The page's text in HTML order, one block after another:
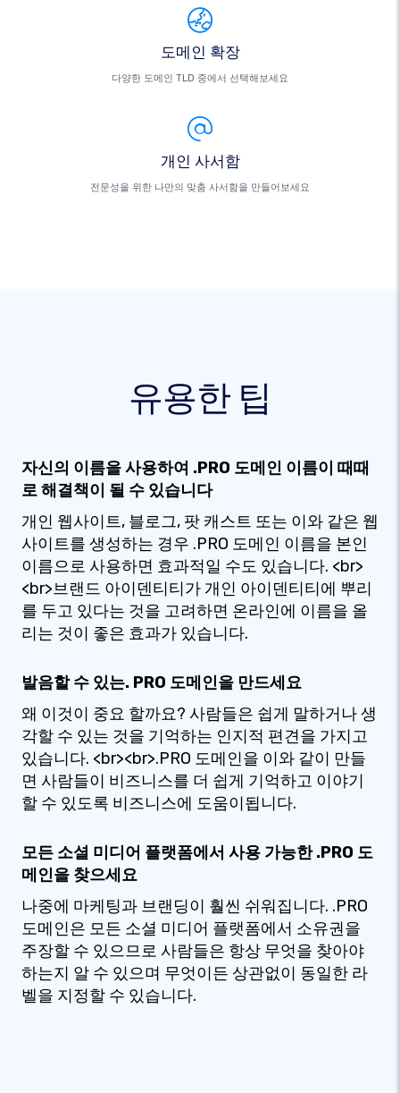
도메인 확장
다양한 도메인 TLD 중에서 선택해보세요
개인 사서함
전문성을 위한 나만의 맞춤 사서함을 만들어보세요
유용한 팁
자신의 이름을 사용하여 .PRO 도메인 이름이 때때
로 해결책이 될 수 있습니다
개인 웹사이트, 블로그, 팟 캐스트 또는 이와 같은 웹
사이트를 생성하는 경우 .PRO 도메인 이름을 본인
이름으로 사용하면 효과적일 수도 있습니다. <br>
<br>브랜드 아이덴티티가 개인 아이덴티티에 뿌리
를 두고 있다는 것을 고려하면 온라인에 이름을 올
리는 것이 좋은 효과가 있습니다.
발음할 수 있는. PRO 도메인을 만드세요
왜 이것이 중요 할까요? 사람들은 쉽게 말하거나 생
각할 수 있는 것을 기억하는 인지적 편견을 가지고
있습니다. <br><br>.PRO 도메인을 이와 같이 만들
면 사람들이 비즈니스를 더 쉽게 기억하고 이야기
할 수 있도록 비즈니스에 도움이됩니다.
모든 소셜 미디어 플랫폼에서 사용 가능한 .PRO 도
메인을 찾으세요
나중에 마케팅과 브랜딩이 훨씬 쉬워집니다. .PRO
도메인은 모든 소셜 미디어 플랫폼에서 소유권을
주장할 수 있으므로 사람들은 항상 무엇을 찾아야
하는지 알 수 있으며 무엇이든 상관없이 동일한 라
벨을 지정할 수 있습니다.